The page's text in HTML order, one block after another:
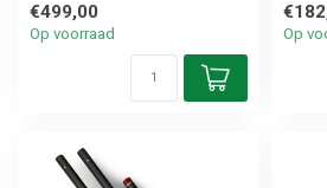
€499,00
Op voorraad Op